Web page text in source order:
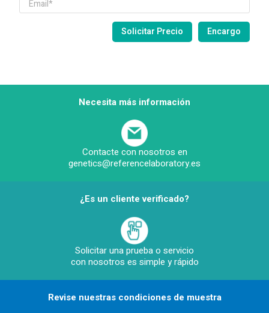
Necesita más información
Contacte con nosotros en
genetics@referencelaboratory.es
¿Es un cliente verificado?
Solicitar una prueba o servicio
con nosotros es simple y rápido
Revise nuestras condiciones de muestra